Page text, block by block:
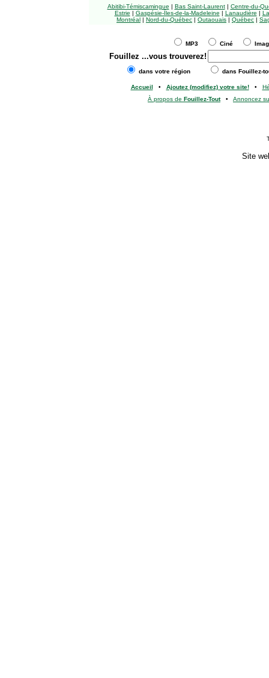
Abitibi-Témiscamingue | Bas Saint-Laurent| Centre-du-
Estrie | Gaspésie-Îles-de-la-Madeleine | Lanaudière |
Montréal | Nord-du-Québec | Outaouais | Québec |
MP3 Ciné
Fouillez ...vous trouverez!
dans votre région dans Fouillez-
Accueil • Ajoutez (modifiez) votre site!•
À propos de Fouillez-Tout• Annoncez
Site